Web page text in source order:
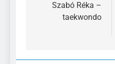
navigáció
Szabó Réka –
taekwondo